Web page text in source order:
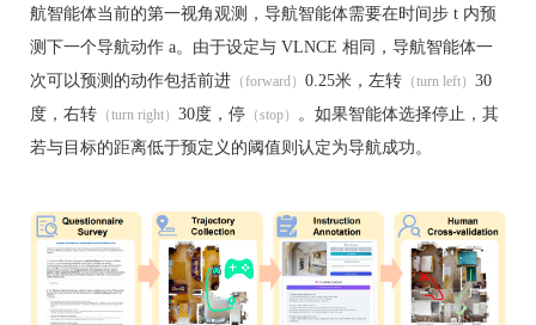
航智能体当前的第一视角观测，导航智能体需要在时间步 t 内预
测下一个导航动作 a。由于设定与 VLNCE 相同，导航智能体一
次可以预测的动作包括前进 （forward） 0.25米，左转 （turn left） 30
度，右转 （turn right） 30度，停 （stop） 。如果智能体选择停止，其
若与目标的距离低于预定义的阈值则认定为导航成功。